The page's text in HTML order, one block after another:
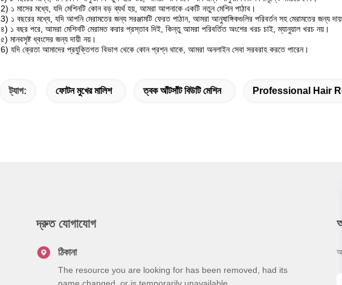
2) ১ মাসের মধ্যে, যদি মেশিনটি কোন বড় ব্যর্থ হয়, আমরা আপনাকে একটি নতুন মেশিন পাঠাব।
3) ১ বছরের মধ্যে, যদি আপনি মেরামতের জন্য সরঞ্জামটি ফেরত পাঠান, আমরা আনুষাঙ্গিকগুলির পরিবর্তন সহ মেরামতের জন্য
৪) ১ বছর পরে, আমরা মেশিনটি মেরামত করার প্রস্তাব দিই, কিন্তু আমরা পরিবর্তিত অংশের খরচ চাই, ম্যানুয়াল খরচ নয়।
৫) মানবসৃষ্ট ধ্বংসের জন্য দায়ী নয়।
6) যদি ক্রেতা আমাদের প্রযুক্তিগত বিভাগ থেকে কোন প্রশ্ন থাকে, আমরা অনলাইন সেবা সরবরাহ করতে পারেন।
ট্যাগ: ফোটন মুখের মালিশ ত্বক আঁটসাঁট বিউটি মেশিন Professional Hair
দ্রুত যোগাযোগ
ঠিকানা
The resource you are looking for has been removed, had its